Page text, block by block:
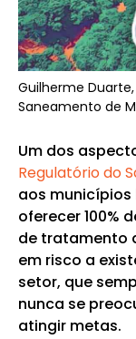
Guilherme
Saneamento de
Um dos
Regulatório do
aos
oferecer 100%
de tratamento
em risco a
setor, que
nunca se
atingir metas.